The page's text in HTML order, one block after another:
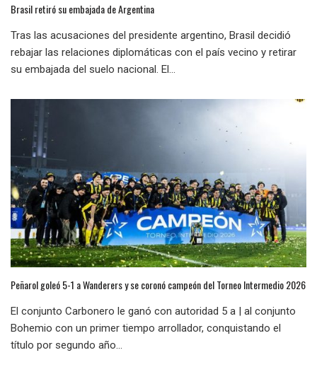
Brasil retiró su embajada de Argentina
Tras las acusaciones del presidente argentino, Brasil decidió
rebajar las relaciones diplomáticas con el país vecino y retirar
su embajada del suelo nacional. El...
Peñarol goleó 5-1 a Wanderers y se coronó campeón del Torneo Intermedio 2026
El conjunto Carbonero le ganó con autoridad 5 a | al conjunto
Bohemio con un primer tiempo arrollador, conquistando el
título por segundo año...